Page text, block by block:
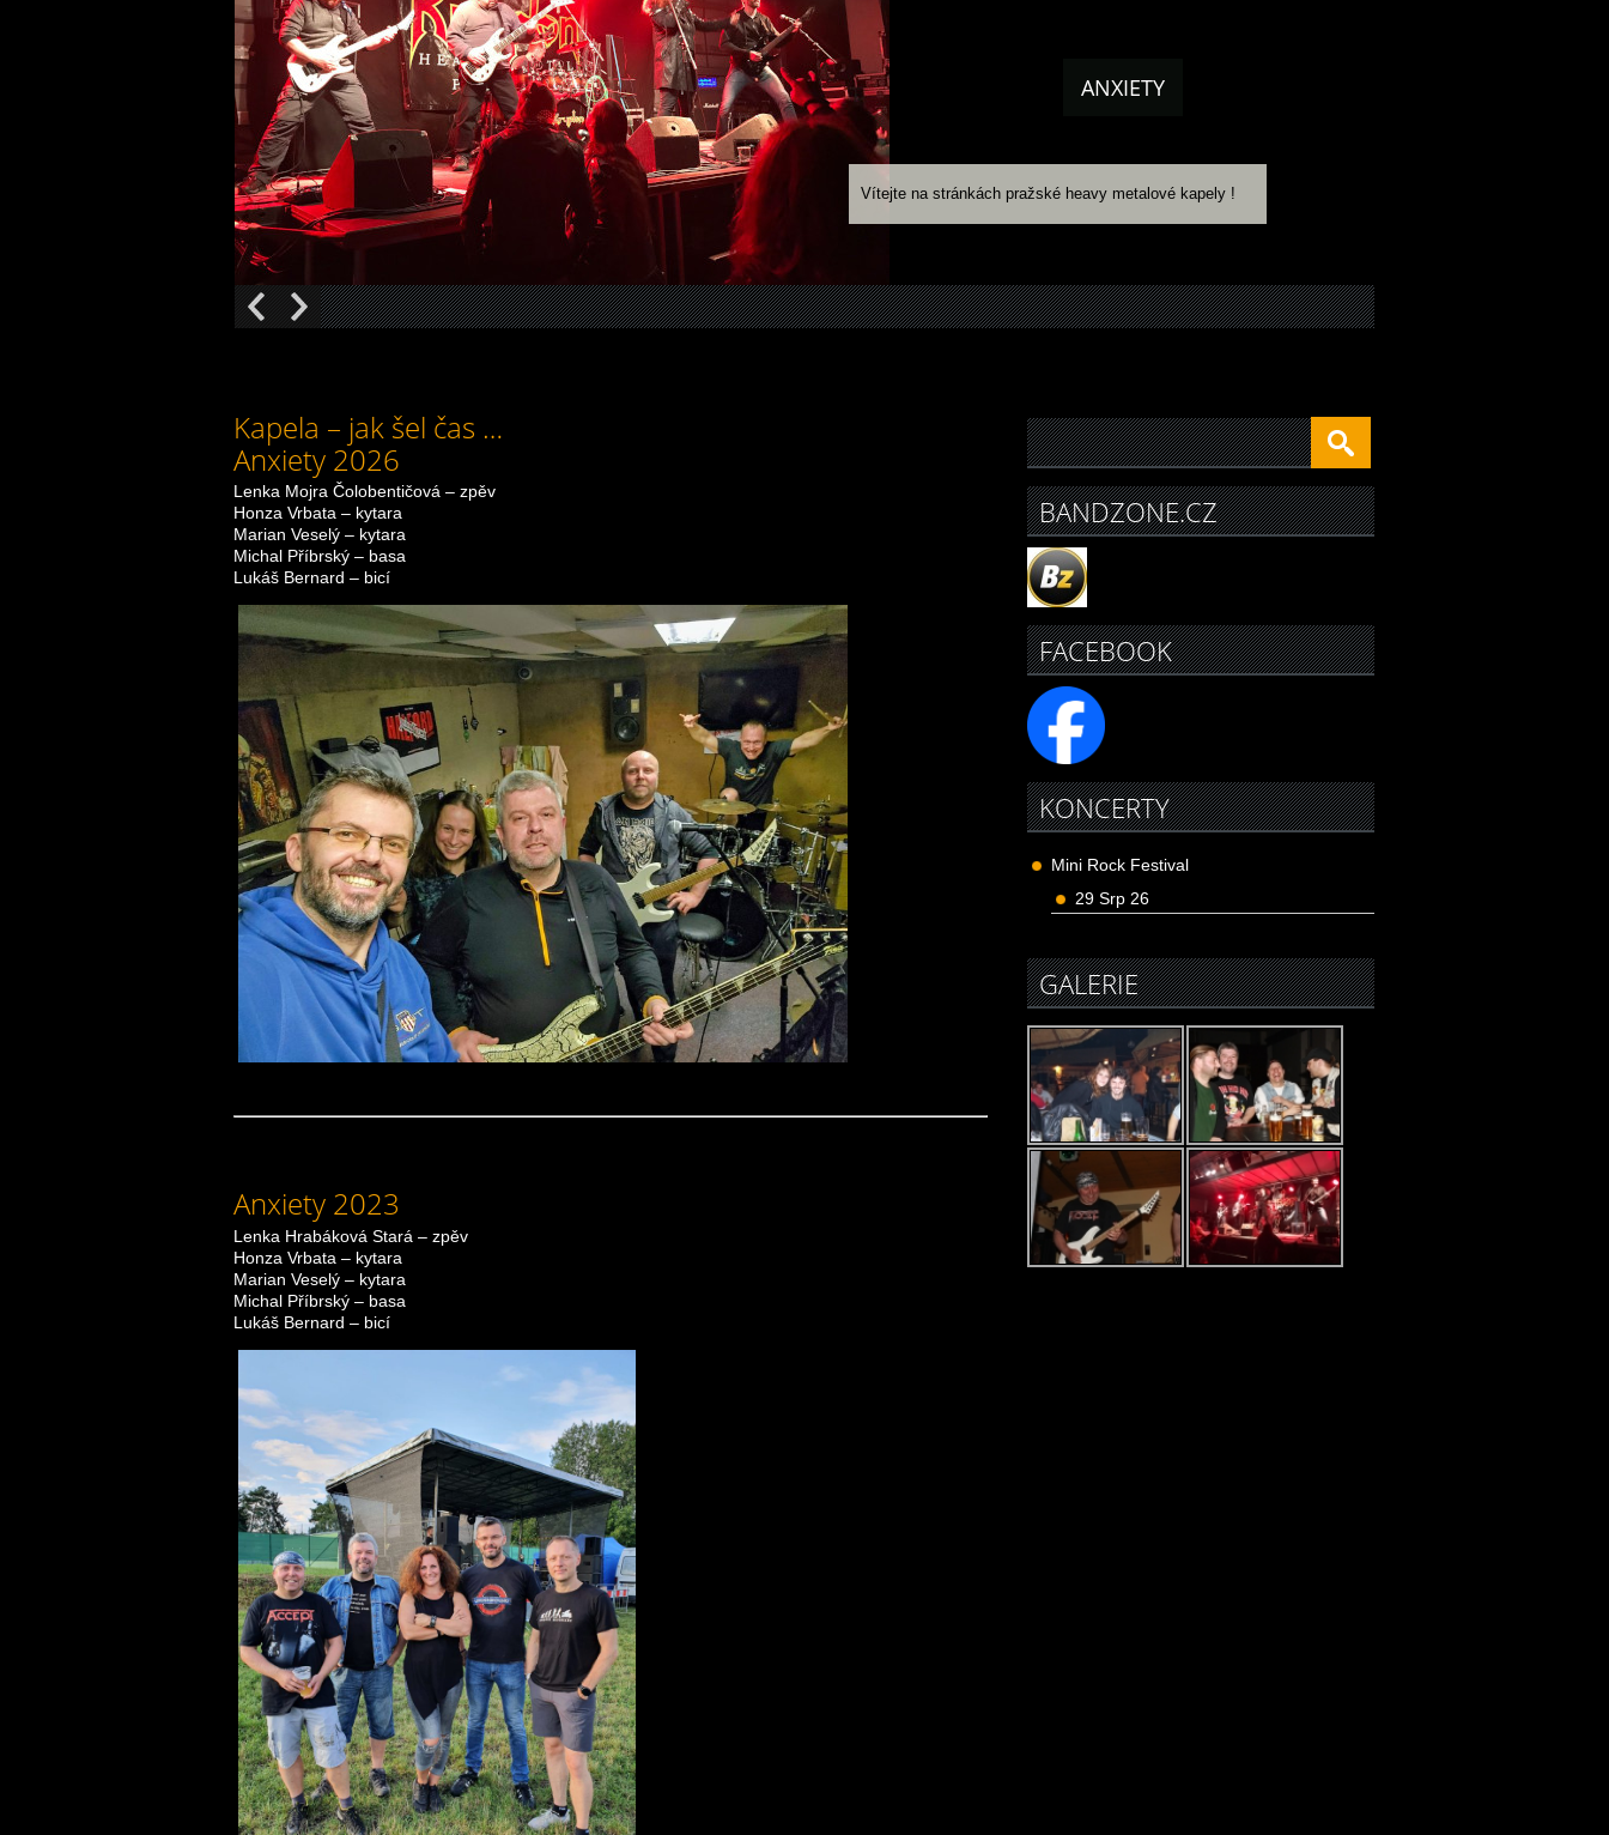
ANXIETY
Vítejte na stránkách pražské heavy metalové kapely !
Kapela – jak šel čas …
Anxiety 2026
Lenka Mojra Čolobentičová – zpěv
Honza Vrbata – kytara
Marian Veselý – kytara
Michal Příbrský – basa
Lukáš Bernard – bicí
Anxiety 2023
Lenka Hrabáková Stará – zpěv
Honza Vrbata – kytara
Marian Veselý – kytara
Michal Příbrský – basa
Lukáš Bernard – bicí
BANDZONE.CZ
FACEBOOK
KONCERTY
Mini Rock Festival
29 Srp 26
GALERIE